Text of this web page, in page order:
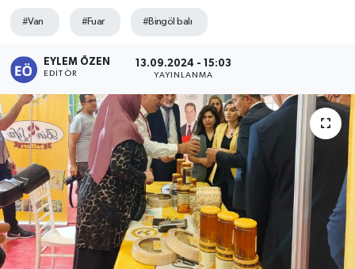
#Van #Fuar #Bingöl balı
EYLEM ÖZEN
EDITÖR
13.09.2024 - 15:03
YAYINLANMA
GÜNDEM
KARLIOVA
KİĞI
MERKEZ
RESMİ İLANLAR
SAĞLIK
SİYASET
Son Dakika Haberleri
Haber Arşivi